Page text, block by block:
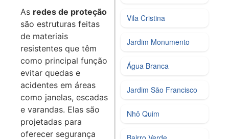
As redes de proteção
são estruturas feitas
de materiais
resistentes que têm
como principal função
evitar quedas e
acidentes em áreas
como janelas, escadas
e varandas. Elas são
projetadas para
oferecer segurança
Vila Cristina
Jardim Monumento
Água Branca
Jardim São Francisco
Nhô Quim